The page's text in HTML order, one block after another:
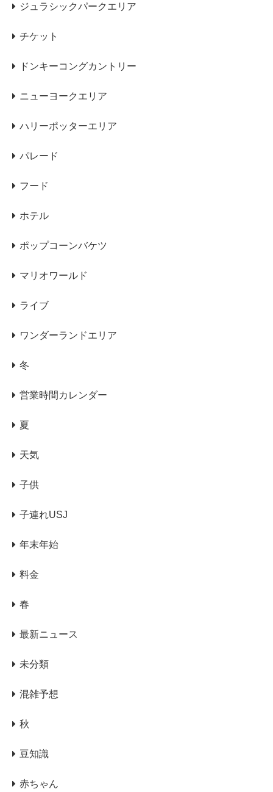
ジュラシックパークエリア
チケット
ドンキーコングカントリー
ニューヨークエリア
ハリーポッターエリア
パレード
フード
ホテル
ポップコーンバケツ
マリオワールド
ライブ
ワンダーランドエリア
冬
営業時間カレンダー
夏
天気
子供
子連れUSJ
年末年始
料金
春
最新ニュース
未分類
混雑予想
秋
豆知識
赤ちゃん